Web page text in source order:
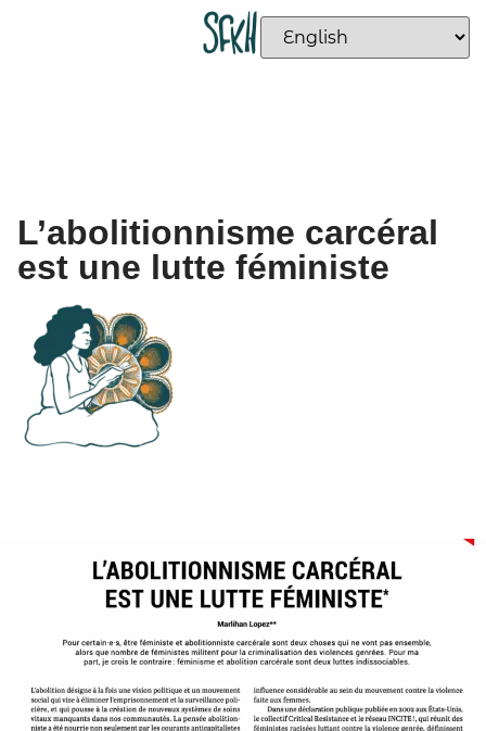
L’abolitionnisme carcéral
est une lutte féministe